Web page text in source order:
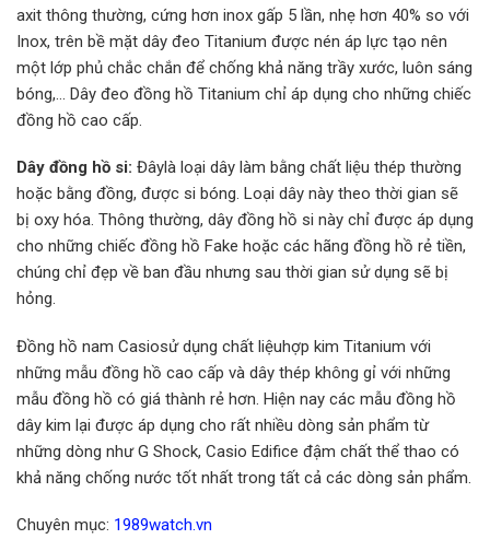
axit thông thường, cứng hơn inox gấp 5 lần, nhẹ hơn 40% so với
Inox, trên bề mặt dây đeo Titanium được nén áp lực tạo nên
một lớp phủ chắc chắn để chống khả năng trầy xước, luôn sáng
bóng,… Dây đeo đồng hồ Titanium chỉ áp dụng cho những chiếc
đồng hồ cao cấp.
Dây đồng hồ si: Đâylà loại dây làm bằng chất liệu thép thường
hoặc bằng đồng, được si bóng. Loại dây này theo thời gian sẽ
bị oxy hóa. Thông thường, dây đồng hồ si này chỉ được áp dụng
cho những chiếc đồng hồ Fake hoặc các hãng đồng hồ rẻ tiền,
chúng chỉ đẹp về ban đầu nhưng sau thời gian sử dụng sẽ bị
hỏng.
Đồng hồ nam Casiosử dụng chất liệuhợp kim Titanium với
những mẫu đồng hồ cao cấp và dây thép không gỉ với những
mẫu đồng hồ có giá thành rẻ hơn. Hiện nay các mẫu đồng hồ
dây kim lại được áp dụng cho rất nhiều dòng sản phẩm từ
những dòng như G Shock, Casio Edifice đậm chất thể thao có
khả năng chống nước tốt nhất trong tất cả các dòng sản phẩm.
Chuyên mục: 1989watch.vn